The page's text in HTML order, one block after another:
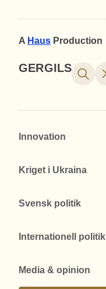
A Haus Production
GERGILS
Innovation
Kriget i Ukraina
Svensk politik
Internationell politik
Media & opinion